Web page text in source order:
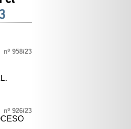
nº 958/23
nº 926/23